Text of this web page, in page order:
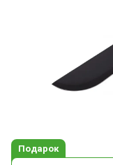
Подарок